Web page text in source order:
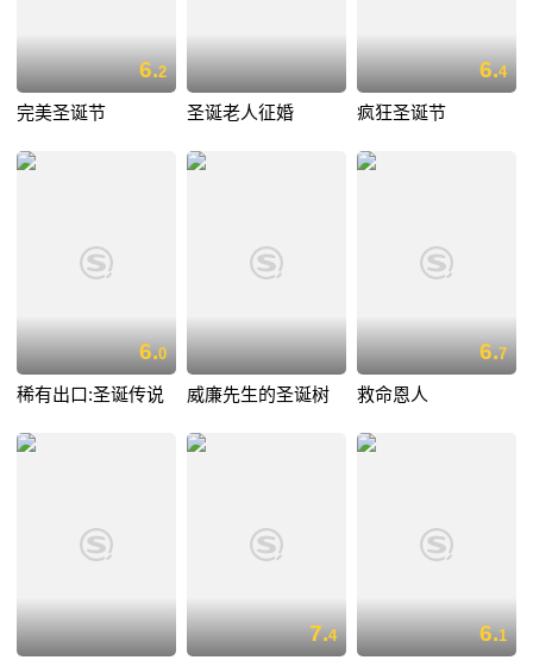
6.2
完美圣诞节 圣诞老人征婚
6.4
疯狂圣诞节
6.0
稀有出口:圣诞传说 威廉先生的圣诞树
6.7
救命恩人
7.4 6.1